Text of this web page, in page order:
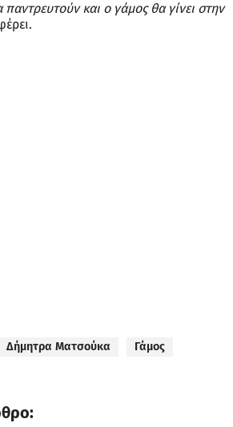
παντρευτούν και ο γάμος θα γίνει στην
Δήμητρα Ματσούκα Γάμος